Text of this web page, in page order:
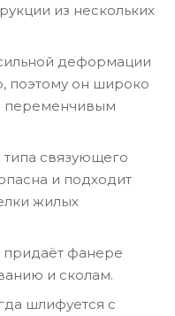
из нескольких
деформации
поэтому он широко
переменчивым
связующего
и подходит
жилых
придаёт фанере
и сколам.
шлифуется с